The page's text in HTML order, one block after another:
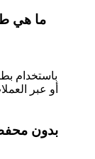
ما هي